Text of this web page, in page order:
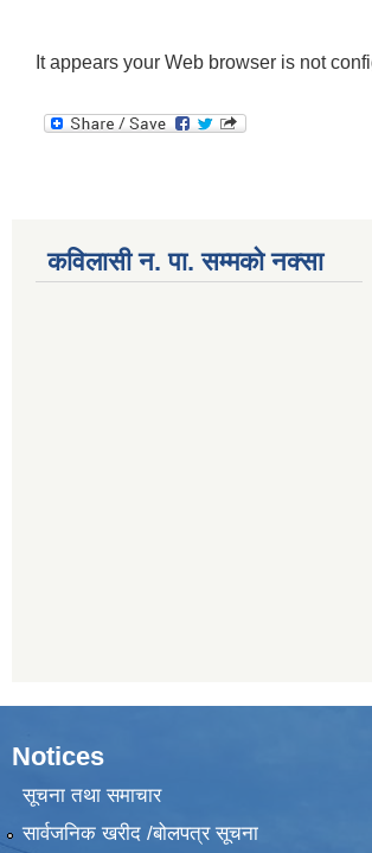
It appears your Web browser is not
कविलासी न. पा. सम्मकाे नक्सा
Notices
सूचना तथा समाचार
सार्वजनिक खरीद /बोलपत्र सूचना